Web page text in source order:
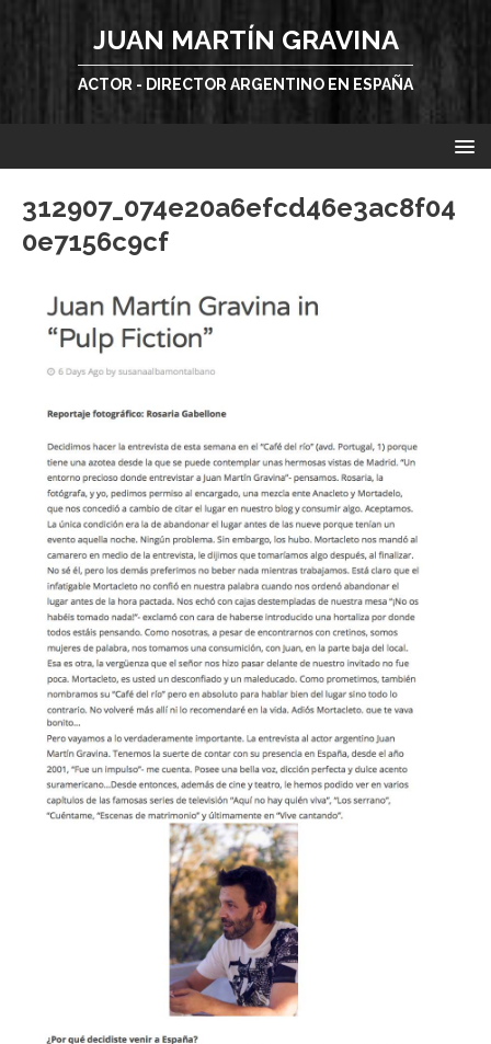
JUAN MARTÍN GRAVINA
ACTOR - DIRECTOR ARGENTINO EN ESPAÑA
312907_074e20a6efcd46e3ac8f04
0e7156c9cf